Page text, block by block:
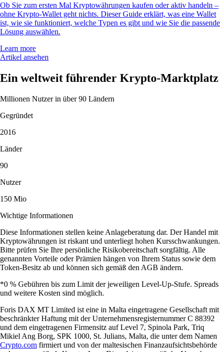
Ob Sie zum ersten Mal Kryptowährungen kaufen oder aktiv handeln –
ohne Krypto-Wallet geht nichts. Dieser Guide erklärt, was eine Wallet
ist, wie sie funktioniert, welche Typen es gibt und wie Sie die passende
Lösung auswählen.
Learn more
Artikel ansehen
Ein weltweit führender Krypto-Marktplatz
Millionen Nutzer in über 90 Ländern
Gegründet
2016
Länder
90
Nutzer
150 Mio
Wichtige Informationen
Diese Informationen stellen keine Anlageberatung dar. Der Handel mit
Kryptowährungen ist riskant und unterliegt hohen Kursschwankungen.
Bitte prüfen Sie Ihre persönliche Risikobereitschaft sorgfältig. Alle
genannten Vorteile oder Prämien hängen von Ihrem Status sowie dem
Token-Besitz ab und können sich gemäß den AGB ändern.
*0 % Gebühren bis zum Limit der jeweiligen Level-Up-Stufe. Spreads
und weitere Kosten sind möglich.
Foris DAX MT Limited ist eine in Malta eingetragene Gesellschaft mit
beschränkter Haftung mit der Unternehmensregisternummer C 88392
und dem eingetragenen Firmensitz auf Level 7, Spinola Park, Triq
Mikiel Ang Borg, SPK 1000, St. Julians, Malta, die unter dem Namen
Crypto.com firmiert und von der maltesischen Finanzaufsichtsbehörde